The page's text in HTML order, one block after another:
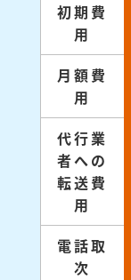
初期費
用
月額費
用
代行業
者への
転送費
用
電話取
次